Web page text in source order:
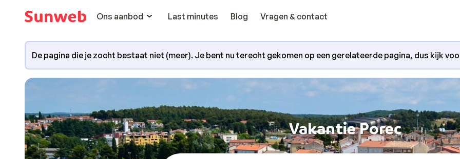
Ons aanbod
Last minutes Blog Vragen & contact
De pagina die je zocht bestaat niet (meer). Je bent nu terecht gekomen op een gerelateerde pagina, dus kijk
Vakantie Porec